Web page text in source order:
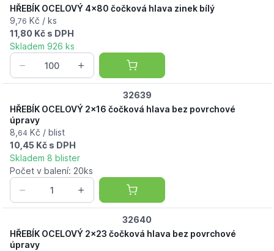
HŘEBÍK OCELOVÝ 4x80 čočková hlava zinek bílý
9, 76 Kč / ks
11,80 Kč s DPH
Skladem 926 ks
32639
HŘEBÍK OCELOVÝ 2x16 čočková hlava bez povrchové
úpravy
8, 64 Kč / blist
10,45 Kč s DPH
Skladem 8 blister
Počet v balení: 20ks
32640
HŘEBÍK OCELOVÝ 2x23 čočková hlava bez povrchové
úpravy